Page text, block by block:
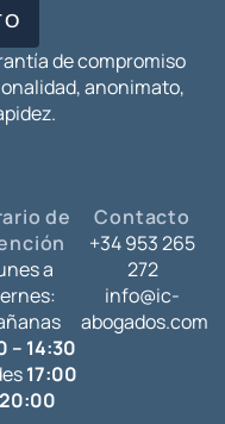
de compromiso
anonimato,
de
a
– 14:30
17:00
Contacto
+34 953 265
272
info@ic-
abogados.com